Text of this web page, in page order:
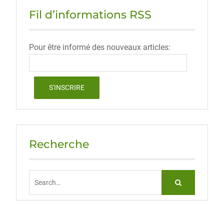
Fil d’informations RSS
Pour être informé des nouveaux articles:
Recherche